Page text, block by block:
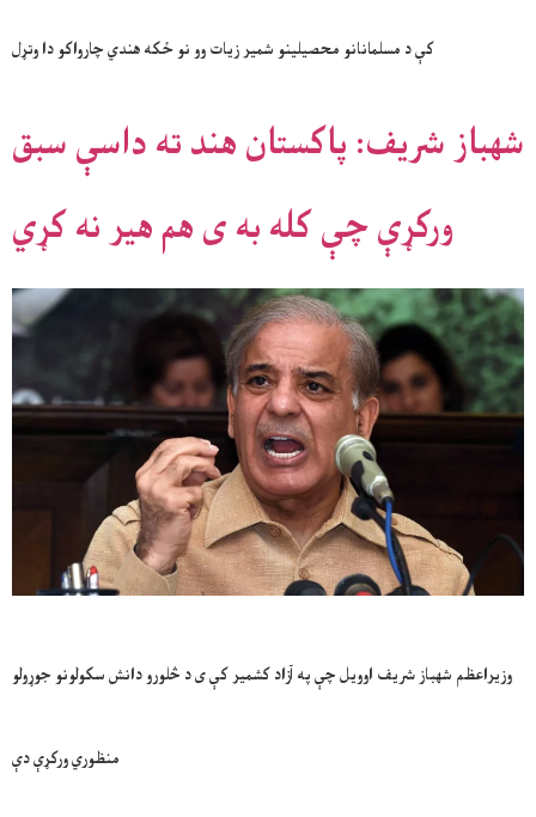
کې د مسلمانانو محصیلینو شمیر زیات وو نو ځکه هندي چارواکو دا وتړل
شهباز شریف: پاکستان هند ته داسې سبق
ورکړې چې کله به ی هم هیر نه کړي
وزیراعظم شهباز شریف اوویل چې په آزاد کشمیر کې ی د څلورو دانش سکولونو جوړولو
منظوري ورکړې دې